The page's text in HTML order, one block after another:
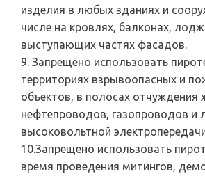
изделия в любых зданиях и
числе на кровлях, балконах,
выступающих частях фасадов.
9. Запрещено использовать
территориях взрывоопасных и
объектов, в полосах отчуждения
нефтепроводов, газопроводов и
высоковольтной
10.Запрещено использовать
время проведения митингов,